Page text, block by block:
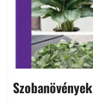
Szobanövények